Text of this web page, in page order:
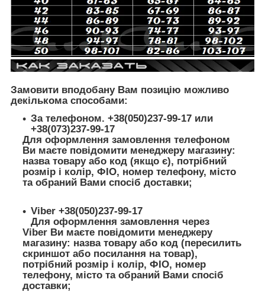
Замовити вподобану Вам позицію можливо
декількома способами:
За телефоном. +38(050)237-99-17 или
+38(073)237-99-17
Для оформлення замовлення телефоном
Ви маєте повідомити менеджеру магазину:
назва товару або код (якщо є), потрібний
розмір і колір, ФІО, номер телефону, місто
та обраний Вами спосіб доставки;
Viber +38(050)237-99-17
Для оформлення замовлення через
Viber Ви маєте повідомити менеджеру
магазину: назва товару або код (пересилить
скриншот або посилання на товар),
потрібний розмір і колір, ФІО, номер
телефону, місто та обраний Вами спосіб
доставки;